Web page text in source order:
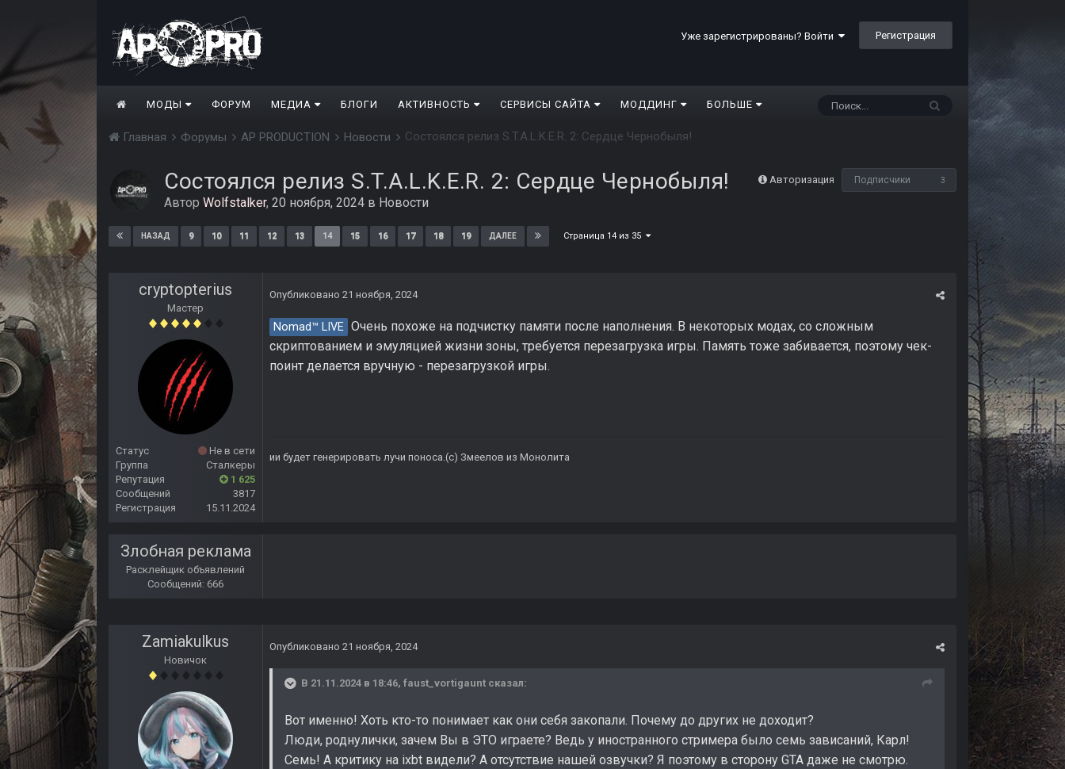
Уже зарегистрированы? Войти Регистрация
МОДЫ ФОРУМ МЕДИА БЛОГИ АКТИВНОСТЬ СЕРВИСЫ САЙТА МОДДИНГ БОЛЬШЕ
Главная Форумы AP PRODUCTION Новости Состоялся релиз S.T.A.L.K.E.R. 2: Сердце Чернобыля!
Авторизация Подписчики 3
Состоялся релиз S.T.A.L.K.E.R. 2: Сердце Чернобыля!
Автор Wolfstalker, 20 ноября, 2024 в Новости
НАЗАД 9 10 11 12 13 14 15 16 17 18 19 ДАЛЕЕ Страница 14 из 35
cryptopterius
Мастер
Статус
Не в сети
Группа
Сталкеры
Репутация
1 625
Сообщений
3817
Регистрация
15.11.2024
Опубликовано 21 ноября, 2024
Nomad™ LIVE Очень похоже на подчистку памяти после наполнения. В некоторых модах, со сложным
скриптованием и эмуляцией жизни зоны, требуется перезагрузка игры. Память тоже забивается, поэтому чек-
поинт делается вручную - перезагрузкой игры.
ии будет генерировать лучи поноса.(с) Змеелов из Монолита
Злобная реклама
Расклейщик объявлений
Сообщений: 666
Zamiakulkus
Новичок
Опубликовано 21 ноября, 2024
В 21.11.2024 в 18:46, faust_vortigaunt сказал:
Вот именно! Хоть кто-то понимает как они себя закопали. Почему до других не доходит?
Люди, роднулички, зачем Вы в ЭТО играете? Ведь у иностранного стримера было семь зависаний, Карл!
Семь! А критику на ixbt видели? А отсутствие нашей озвучки? Я поэтому в сторону GTA даже не смотрю.